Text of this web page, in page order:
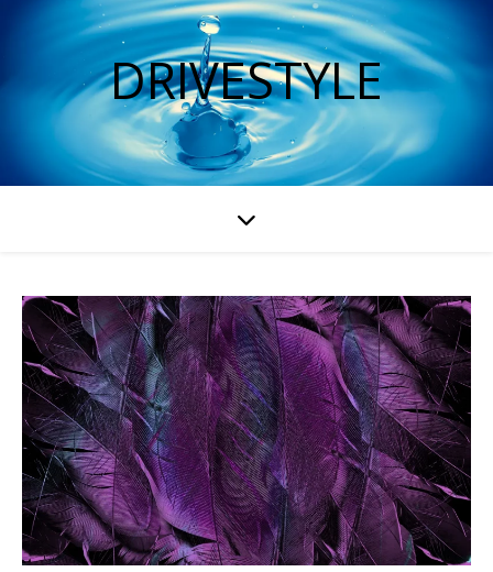
DRIVESTYLE